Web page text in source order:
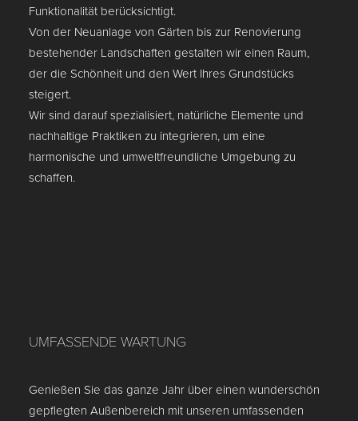
Funktionalität berücksichtigt.
Von der Neuanlage von Gärten bis zur Renovierung
bestehender Landschaften gestalten wir einen Raum,
der die Schönheit und den Wert Ihres Grundstücks
steigert.
Wir sind darauf spezialisiert, natürliche Elemente und
nachhaltige Praktiken zu integrieren, um eine
harmonische und umweltfreundliche Umgebung zu
schaffen.
UMFASSENDE WARTUNG
Genießen Sie das ganze Jahr über einen wunderschön
gepflegten Außenbereich mit unseren umfassenden